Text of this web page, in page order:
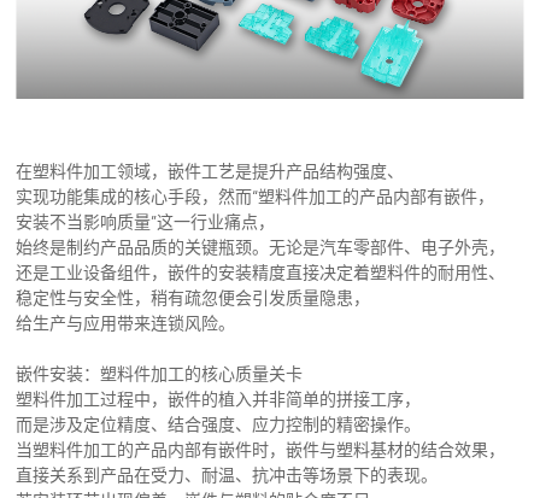
在塑料件加工领域，嵌件工艺是提升产品结构强度、
实现功能集成的核心手段，然而“塑料件加工的产品内部有嵌件，
安装不当影响质量”这一行业痛点，
始终是制约产品品质的关键瓶颈。无论是汽车零部件、电子外壳，
还是工业设备组件，嵌件的安装精度直接决定着塑料件的耐用性、
稳定性与安全性，稍有疏忽便会引发质量隐患，
给生产与应用带来连锁风险。
嵌件安装：塑料件加工的核心质量关卡
塑料件加工过程中，嵌件的植入并非简单的拼接工序，
而是涉及定位精度、结合强度、应力控制的精密操作。
当塑料件加工的产品内部有嵌件时，嵌件与塑料基材的结合效果，
直接关系到产品在受力、耐温、抗冲击等场景下的表现。